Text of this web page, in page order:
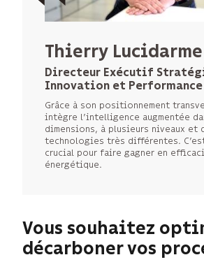
Thierry Lucidarme
Directeur Exécutif
Innovation et Performance
Grâce à son positionnement
intègre l’intelligence augmentée
dimensions, à plusieurs niveaux et
technologies très différentes.
crucial pour faire gagner en
énergétique.
Vous souhaitez
décarboner vos